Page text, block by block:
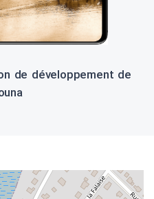
de développement de